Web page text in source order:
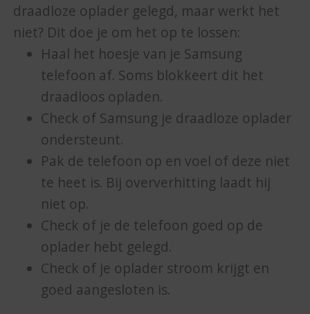
draadloze oplader gelegd, maar werkt het
niet? Dit doe je om het op te lossen:
Haal het hoesje van je Samsung
telefoon af. Soms blokkeert dit het
draadloos opladen.
Check of Samsung je draadloze oplader
ondersteunt.
Pak de telefoon op en voel of deze niet
te heet is. Bij oververhitting laadt hij
niet op.
Check of je de telefoon goed op de
oplader hebt gelegd.
Check of je oplader stroom krijgt en
goed aangesloten is.